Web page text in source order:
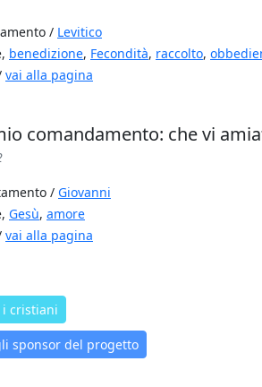
/ Levitico
benedizione, Fecondità, raccolto,
vai alla pagina
comandamento: che vi
/ Giovanni
Gesù, amore
vai alla pagina
i cristiani
sponsor del progetto